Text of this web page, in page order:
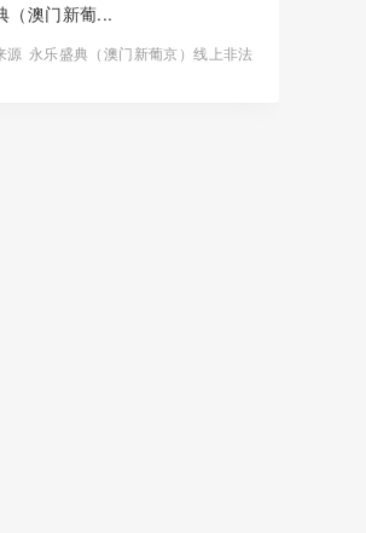
（澳门新葡...
源 永乐盛典（澳门新葡京）线上非法